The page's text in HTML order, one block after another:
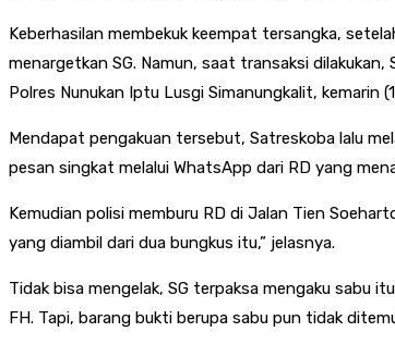
Keberhasilan membekuk keempat tersangka,
menargetkan SG. Namun, saat transaksi
Polres Nunukan Iptu Lusgi Simanungkalit, kemarin
Mendapat pengakuan tersebut, Satreskoba lalu
pesan singkat melalui WhatsApp dari RD yang
Kemudian polisi memburu RD di Jalan Tien
yang diambil dari dua bungkus itu,” jelasnya.
Tidak bisa mengelak, SG terpaksa mengaku sabu
FH. Tapi, barang bukti berupa sabu pun tidak